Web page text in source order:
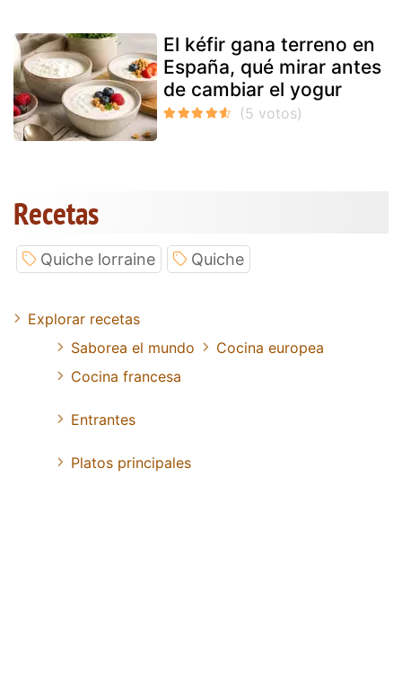
El kéfir gana terreno en
España, qué mirar antes
de cambiar el yogur
Recetas
Quiche lorraine Quiche
Explorar recetas
Saborea el mundo
Cocina europea
Cocina francesa
Entrantes
Platos principales